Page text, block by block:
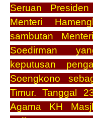
Seruan
Menteri
sambutan
Soedirman
keputusan
Soengkono
Timur. Tanggal
Agama KH